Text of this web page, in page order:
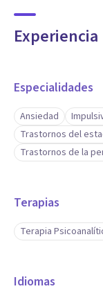
Experiencia
Especialidades
Ansiedad
Trastornos del
Trastornos de la
Terapias
Terapia
Idiomas